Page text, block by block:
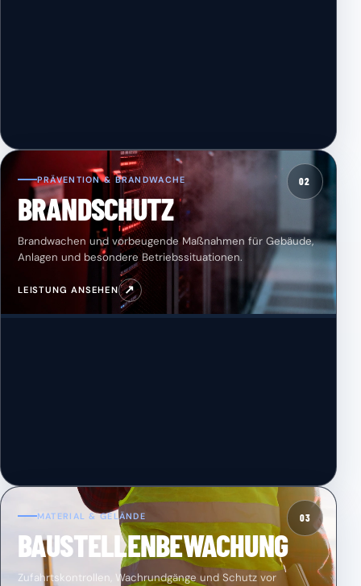
02
PRÄVENTION & BRANDWACHE
BRANDSCHUTZ
Brandwachen und vorbeugende Maßnahmen für Gebäude,
Anlagen und besondere Betriebssituationen.
LEISTUNG ANSEHEN ↗
03
MATERIAL & GELÄNDE
BAUSTELLENBEWACHUNG
Zufahrtskontrollen, Wachrundgänge und Schutz vor